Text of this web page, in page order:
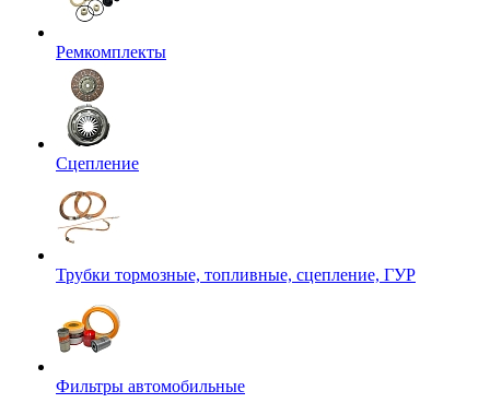
Ремкомплекты
Сцепление
Трубки тормозные, топливные, сцепление, ГУР
Фильтры автомобильные